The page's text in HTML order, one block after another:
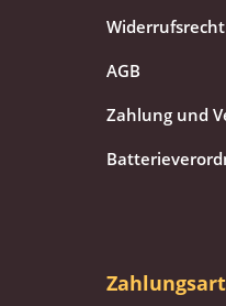
Widerrufsrecht
AGB
Zahlung und